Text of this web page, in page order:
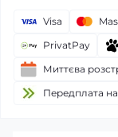
Visa
PrivatPay
Миттєва
Передплата